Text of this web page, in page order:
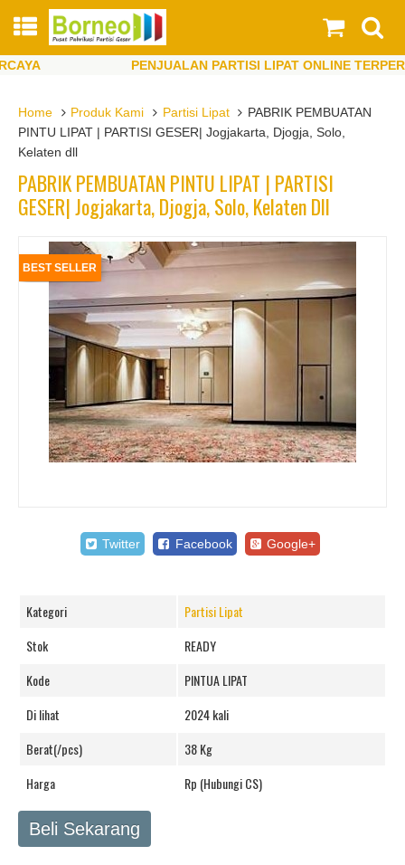
PENJUALAN PARTISI LIPAT ONLINE
Home
Produk Kami Partisi Lipat
PABRIK PEMBUATAN
PINTU LIPAT | PARTISI GESER| Jogjakarta, Djogja, Solo,
Kelaten dll
PABRIK PEMBUATAN PINTU LIPAT | PARTISI
GESER| Jogjakarta, Djogja, Solo, Kelaten Dll
BEST SELLER
Twitter Facebook Google+
Kategori
Partisi Lipat
Stok
READY
Kode
PINTUA LIPAT
Di lihat
2024 kali
Berat(/pcs)
38 Kg
Harga
Rp (Hubungi CS)
Beli Sekarang